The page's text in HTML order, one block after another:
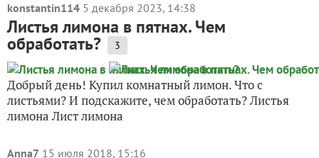
konstantin114 5 декабря 2023, 14:38
Листья лимона в пятнах. Чем
обработать? 3
Добрый день! Купил комнатный лимон. Что с
листьями? И подскажите, чем обработать? Листья
лимона Лист лимона
Anna7 15 июля 2018, 15:16